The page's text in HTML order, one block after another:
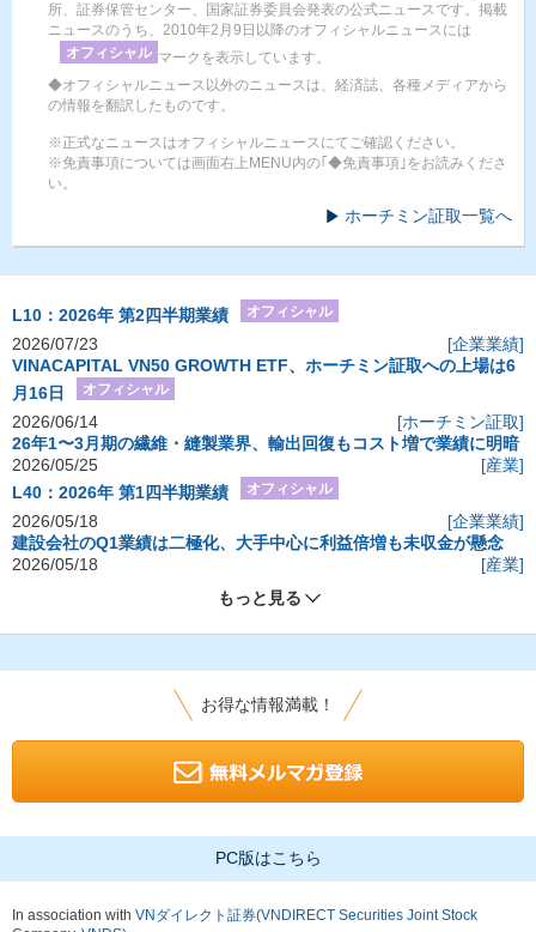
所、証券保管センター、国家証券委員会発表の公式ニュースです。掲載
ニュースのうち、2010年2月9日以降のオフィシャルニュースには
オフィシャル マークを表示しています。
◆オフィシャルニュース以外のニュースは、経済誌、各種メディアから
の情報を翻訳したものです。
※正式なニュースはオフィシャルニュースにてご確認ください。
※免責事項については画面右上MENU内の｢◆免責事項｣をお読みくださ
い。
ホーチミン証取一覧へ
L10：2026年 第2四半期業績 オフィシャル
2026/07/23
[企業業績]
VINACAPITAL VN50 GROWTH ETF、ホーチミン証取への上場は6
月16日
オフィシャル
2026/06/14
[ホーチミン証取]
26年1〜3月期の繊維・縫製業界、輸出回復もコスト増で業績に明暗
2026/05/25
[産業]
L40：2026年 第1四半期業績
オフィシャル
2026/05/18
[企業業績]
建設会社のQ1業績は二極化、大手中心に利益倍増も未収金が懸念
2026/05/18
[産業]
もっと見る
お得な情報満載！
PC版はこちら
In association with VNダイレクト証券(VNDIRECT Securities Joint Stock